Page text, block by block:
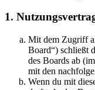
1.
Mit dem Zugriff
Board“) schließt
des Boards ab
mit den
Wenn du mit